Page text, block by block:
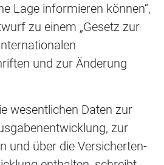
Lage informieren können“,
zu einem „Gesetz zur
und zur Änderung
wesentlichen Daten zur
zur
und über die Versicherten-